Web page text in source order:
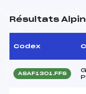
Résultats
Codex
ASAF1301.FFS